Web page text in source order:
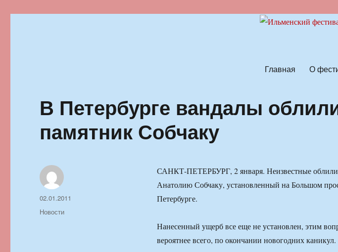
Главная О
В Петербурге вандалы
памятник Собчаку
САНКТ-ПЕТЕРБУРГ, 2 января. Неизвестные облили
Анатолию Собчаку, установленный на Большом
Петербурге.
Нанесенный ущерб все еще не установлен, этим
вероятнее всего, по окончании новогодних каникул.
Автор
Опубликовано
02.01.2011
Рубрики
Новости